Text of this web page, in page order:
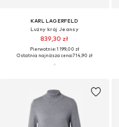
KARL LAGERFELD
Lużny krój Jeansy
839,30 zł
Pierwotnie: 1 199,00 zł
Ostatnia najniższa cena:714,90 zł